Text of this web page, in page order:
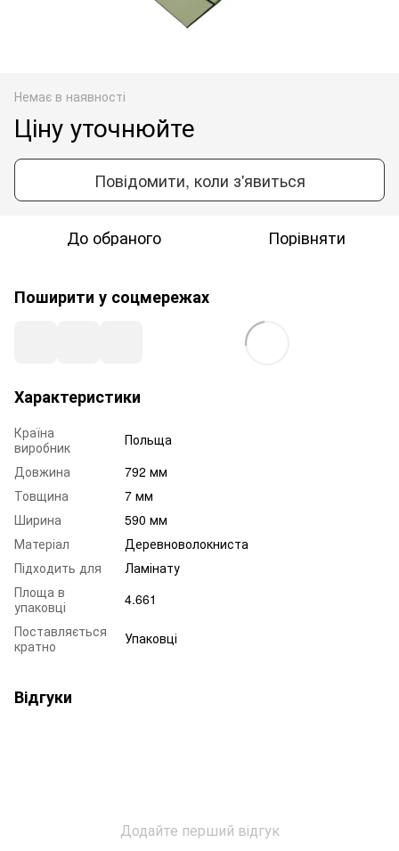
Немає в наявності
Ціну уточнюйте
Повідомити, коли з'явиться
До обраного Порівняти
Поширити у соцмережах
Характеристики
Країна
виробник
Польща
Довжина
792 мм
Товщина
7 мм
Ширина
590 мм
Матеріал
Деревноволокниста
Підходить для
Ламінату
Площа в
упаковці
4.661
Поставляється
кратно
Упаковці
Відгуки
Додайте перший відгук